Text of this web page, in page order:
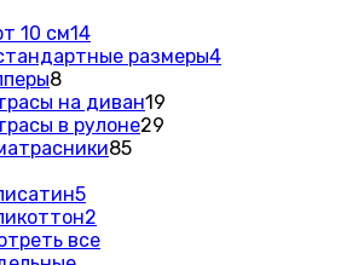
10 см14
размеры4
8
на диван19
в рулоне29
85
5
2
все